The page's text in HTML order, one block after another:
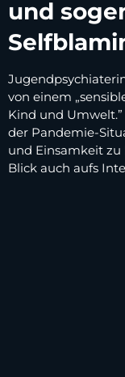
und
von einem
Kind und
der Pandemie-
und Einsamkeit
Blick auch aufs